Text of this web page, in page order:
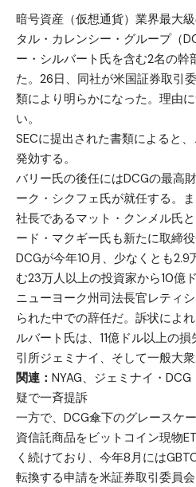
暗号資産（仮想通貨）業界最大
タル・カレンシー・グループ（
ー・シルバート氏を含む2名の幹
た。26日、同社が米国証券取引
類により明らかになった。理由
い。
SECに提出された書類によると
発効する。
バリー氏の後任にはDCGの最高
ーク・シクフェ氏が就任する。
社長であるマット・クンメル氏
ード・マクギー氏も新たに取締役
DCGが今年10月、少なくとも
む23万人以上の投資家から10億
ニューヨーク州司法長官レティ
られた中での辞任だ。訴状によ
ルバート氏は、11億ドル以上の
引所ジェミナイ、そして一般大
関連： NYAG、ジェミナイ・
疑で一斉提訴
一方で、DCG傘下のグレースケ
資信託商品をビットコイン現物
く続けており、今年8月には
転換する申請を米証券取引委員